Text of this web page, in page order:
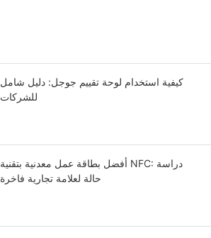
كيفية استخدام لوحة تقييم جوجل: دليل شامل
للشركات
أفضل بطاقة عمل معدنية بتقنية NFC: دراسة
حالة لعلامة تجارية فاخرة